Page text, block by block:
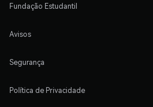
Fundação Estudantil
Avisos
Segurança
Política de Privacidade